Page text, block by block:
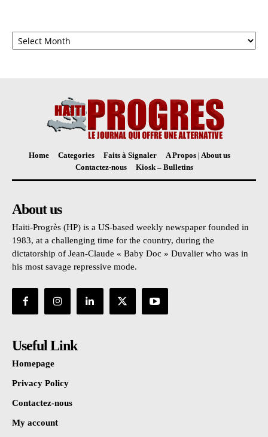
Archives
Home Categories Faits à Signaler
A Propos | About us
Contactez-nous
Kiosk – Bulletins
About us
Haïti-Progrès (HP) is a US-based weekly newspaper founded in
1983, at a challenging time for the country, during the
dictatorship of Jean-Claude « Baby Doc » Duvalier who was in
his most savage repressive mode.
Useful Link
Homepage
Privacy Policy
Contactez-nous
My account